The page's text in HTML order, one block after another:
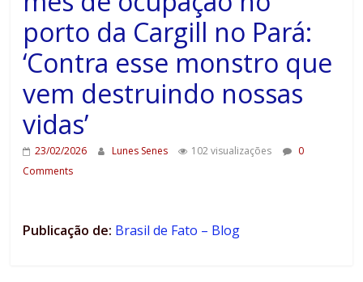
porto da Cargill no Pará:
‘Contra esse monstro que
vem destruindo nossas
vidas’
23/02/2026 Lunes Senes 102 visualizações
0
Comments
Publicação de: Brasil de Fato – Blog